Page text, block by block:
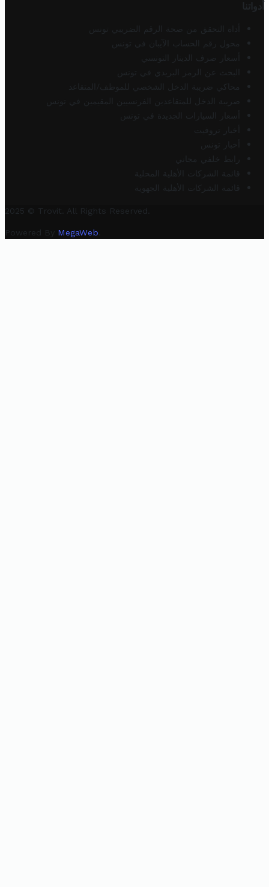
أدواتنا
أداة التحقق من صحة الرقم الضريبي تونس
محول رقم الحساب الآيبان في تونس
أسعار صرف الدينار التونسي
البحث عن الرمز البريدي في تونس
محاكي ضريبة الدخل الشخصي للموظف/المتقاعد
ضريبة الدخل للمتقاعدين الفرنسيين المقيمين في تونس
أسعار السيارات الجديدة في تونس
أخبار تروفيت
أخبار تونس
رابط خلفي مجاني
قائمة الشركات الأهلية المحلية
قائمة الشركات الأهلية الجهوية
2025 © Trovit. All Rights Reserved.
Powered By MegaWeb